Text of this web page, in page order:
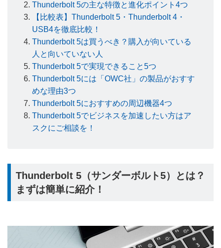
Thunderbolt 5の主な特徴と進化ポイント4つ
【比較表】Thunderbolt 5・Thunderbolt 4・
USB4を徹底比較！
Thunderbolt 5は買うべき？購入が向いている
人と向いていない人
Thunderbolt 5で実現できること5つ
Thunderbolt 5には「OWC社」の製品がおすす
めな理由3つ
Thunderbolt 5におすすめの周辺機器4つ
Thunderbolt 5でビジネスを加速したい方はア
スクにご相談を！
Thunderbolt 5（サンダーボルト5）とは？
まずは簡単に紹介！